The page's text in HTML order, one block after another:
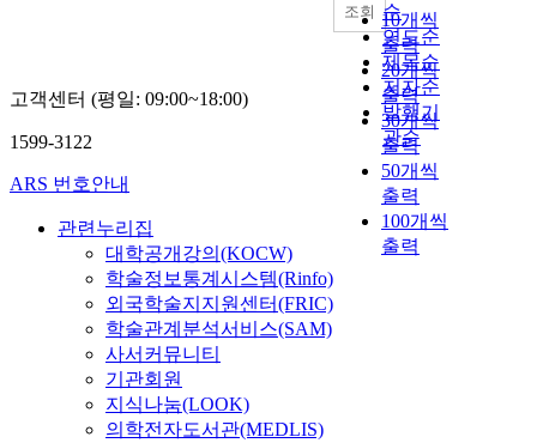
순
연도순
제목순
저자순
발행기
관순
10개씩
출력
20개씩
출력
30개씩
출력
50개씩
출력
100개씩
출력
조회
고객센터 (평일: 09:00~18:00)
1599-3122
ARS 번호안내
관련누리집
대학공개강의(KOCW)
학술정보통계시스템(Rinfo)
외국학술지지원센터(FRIC)
학술관계분석서비스(SAM)
사서커뮤니티
기관회원
지식나눔(LOOK)
의학전자도서관(MEDLIS)